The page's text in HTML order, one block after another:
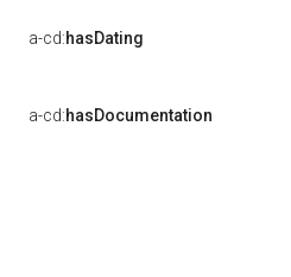
a-cd:hasDating
a-cd:hasDocumentation